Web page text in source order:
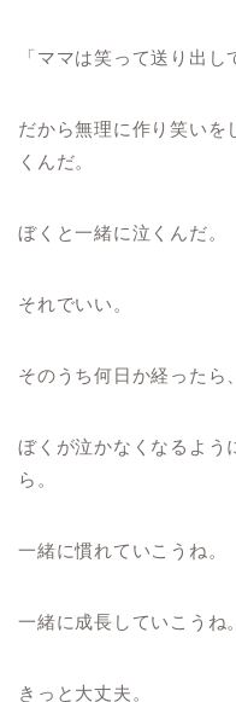
「ママは笑って送り出し
だから無理に作り笑いを
くんだ。
ぼくと一緒に泣くんだ。
それでいい。
そのうち何日か経ったら、
ぼくが泣かなくなるよう
ら。
一緒に慣れていこうね。
一緒に成長していこうね。
きっと大丈夫。